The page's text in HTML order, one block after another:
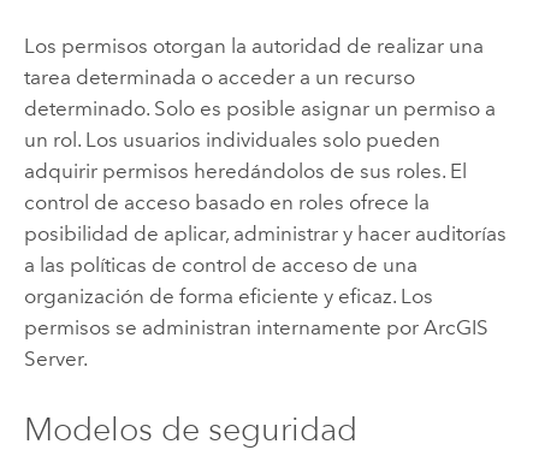
Los permisos otorgan la autoridad de realizar una
tarea determinada o acceder a un recurso
determinado. Solo es posible asignar un permiso a
un rol. Los usuarios individuales solo pueden
adquirir permisos heredándolos de sus roles. El
control de acceso basado en roles ofrece la
posibilidad de aplicar, administrar y hacer auditorías
a las políticas de control de acceso de una
organización de forma eficiente y eficaz. Los
permisos se administran internamente por ArcGIS
Server.
Modelos de seguridad